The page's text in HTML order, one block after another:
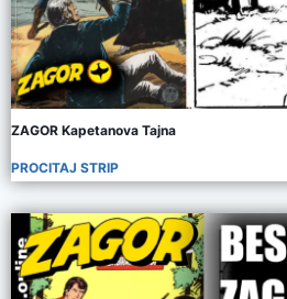
ZAGOR Kapetanova Tajna
PROCITAJ STRIP